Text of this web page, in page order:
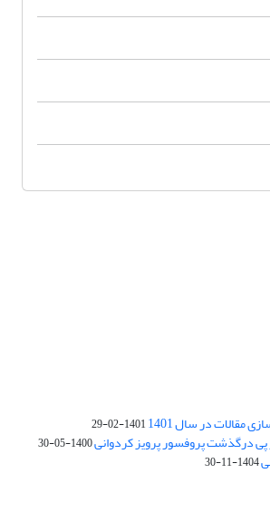
مقالات در سال 1401 1401-02-29
درگذشت پروفسور پرویز کردوانی1400-05-30
1404-11-30